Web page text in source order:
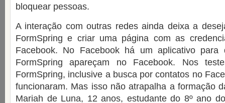
bloquear pessoas.
A interação com outras redes ainda deixa a
FormSpring e criar uma página com as
Facebook. No Facebook há um aplicativo
FormSpring apareçam no Facebook. Nos
FormSpring, inclusive a busca por contatos no
funcionaram. Mas isso não atrapalha a formação
Mariah de Luna, 12 anos, estudante do 8º ano